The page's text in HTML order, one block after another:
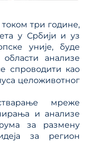
три године,
у Србији и уз
уније, буде
анализе
спроводити као
целоживотног
мреже
и анализе
за размену
за регион